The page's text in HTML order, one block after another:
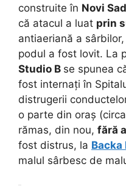
construite în Novi Sad
că atacul a luat prin
antiaeriană a
podul a fost lovit. La
Studio B se spunea
fost internați în
distrugerii
o parte din oraș
rămas, din nou, fără
fost distrus, la Backa
malul sârbesc de